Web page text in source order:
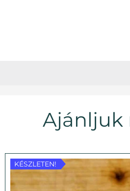
Ajánljuk
KÉSZLETEN!
KÉSZLETEN!